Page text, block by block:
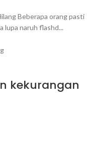
Beberapa orang pasti
lupa naruh flashd...
kekurangan